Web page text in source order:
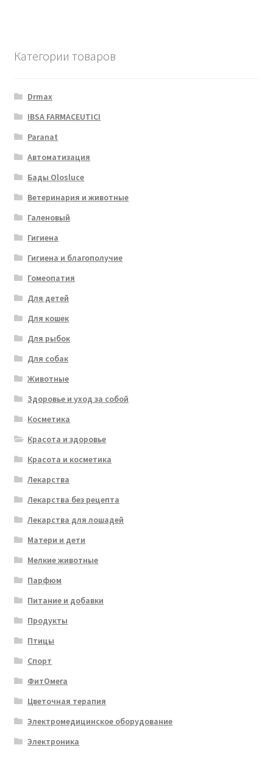
Категории товаров
Drmax
IBSA FARMACEUTICI
Paranat
Автоматизация
Бады Olosluce
Ветеринария и животные
Галеновый
Гигиена
Гигиена и благополучие
Гомеопатия
Для детей
Для кошек
Для рыбок
Для собак
Животные
Здоровье и уход за собой
Косметика
Красота и здоровье
Красота и косметика
Лекарства
Лекарства без рецепта
Лекарства для лошадей
Матери и дети
Мелкие животные
Парфюм
Питание и добавки
Продукты
Птицы
Спорт
ФитОмега
Цветочная терапия
Электромедицинское оборудование
Электроника